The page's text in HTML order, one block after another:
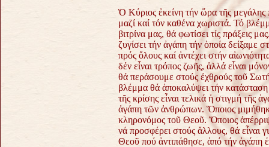
Ὁ Κύριος ἐκείνη τήν ὥρα τῆς μεγάλης
μαζί καί τόν καθένα χωριστά. Τό
βιτρίνα μας, θά φωτίσει τίς πράξεις
ζυγίσει τήν ἀγάπη τήν ὁποία
πρός ὅλους καί ἀντέχει στήν
δέν εἶναι τρόπος ζωῆς, ἀλλά εἶναι
θά περάσουμε στούς ἐχθρούς τοῦ
βλέμμα θά ἀποκαλύψει τήν
τῆς κρίσης εἶναι τελικά ἡ στιγμή
ἀγάπη τῶν ἀνθρώπων. Ὅποιος
κληρονόμος τοῦ Θεοῦ. Ὅποιος
νά προσφέρει στούς ἄλλους, θά εἶναι
Θεοῦ πού ἀντιπάθησε, ἀπό τήν ἀγάπη